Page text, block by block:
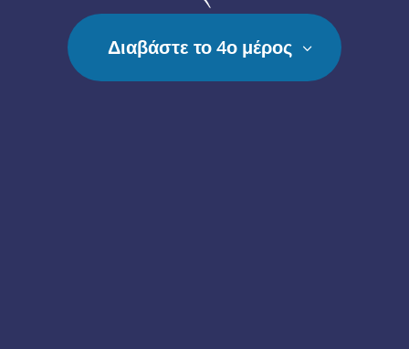
Διαβάστε το 4ο μέρος